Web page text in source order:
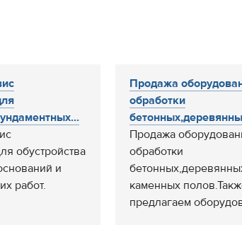
обустройства
и
работ.
Продажа
обработки
Продажа
обработки
каменных
предлагаем